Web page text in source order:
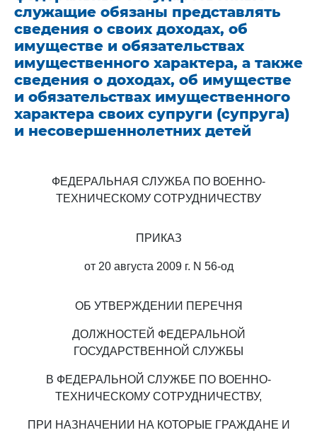
служащие обязаны представлять
сведения о своих доходах, об
имуществе и обязательствах
имущественного характера, а также
сведения о доходах, об имуществе
и обязательствах имущественного
характера своих супруги (супруга)
и несовершеннолетних детей
ФЕДЕРАЛЬНАЯ СЛУЖБА ПО ВОЕННО-
ТЕХНИЧЕСКОМУ СОТРУДНИЧЕСТВУ
ПРИКАЗ
от 20 августа 2009 г. N 56-од
ОБ УТВЕРЖДЕНИИ ПЕРЕЧНЯ
ДОЛЖНОСТЕЙ ФЕДЕРАЛЬНОЙ
ГОСУДАРСТВЕННОЙ СЛУЖБЫ
В ФЕДЕРАЛЬНОЙ СЛУЖБЕ ПО ВОЕННО-
ТЕХНИЧЕСКОМУ СОТРУДНИЧЕСТВУ,
ПРИ НАЗНАЧЕНИИ НА КОТОРЫЕ ГРАЖДАНЕ И